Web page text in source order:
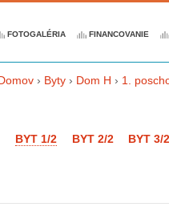
FOTOGALÉRIA FINANCOVANIE
SA
› Byty › Dom H › 1.
BYT 1/2 BYT 2/2 BYT 3/2